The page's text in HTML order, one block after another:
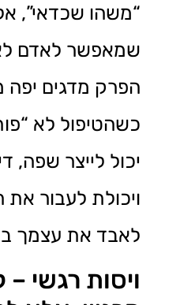
“משהו שכדאי”,
שמאפשר לאדם
הפרק מדגים יפה
כשהטיפול לא
יכול לייצר שפה,
ויכולת לעבור את
לאבד את עצמך
ויסות רגשי